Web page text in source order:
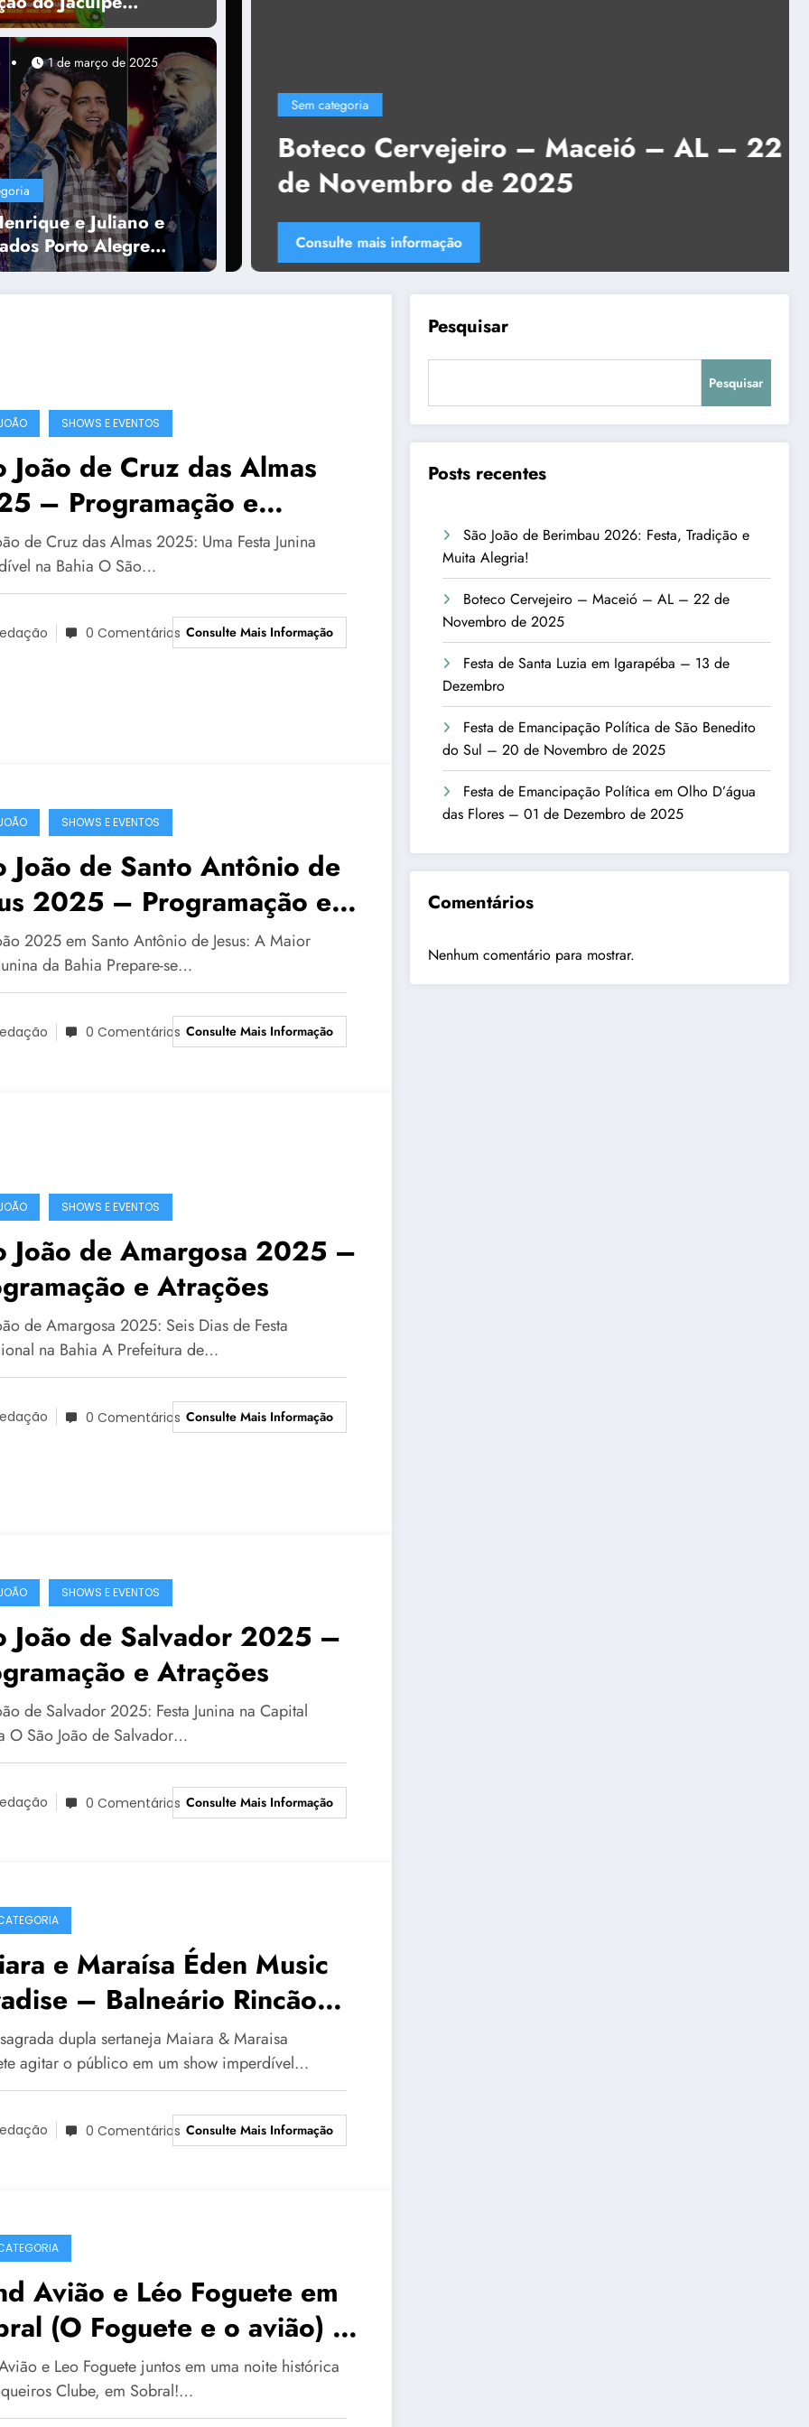
e Juliano e
Porto Alegre
1 de março de 2025
Festa,
Sem categoria
Boteco Cervejeiro – Maceió – AL – 22
de Novembro de 2025
Consulte mais informação
SHOWS E EVENTOS
João de Cruz das Almas
– Programação e
de Cruz das Almas 2025: Uma Festa Junina
na Bahia O São…
0 Comentários Consulte Mais Informação
SHOWS E EVENTOS
João de Santo Antônio de
2025 – Programação e
2025 em Santo Antônio de Jesus: A Maior
da Bahia Prepare-se…
0 Comentários Consulte Mais Informação
SHOWS E EVENTOS
João de Amargosa 2025 –
e Atrações
de Amargosa 2025: Seis Dias de Festa
na Bahia A Prefeitura de…
0 Comentários Consulte Mais Informação
SHOWS E EVENTOS
João de Salvador 2025 –
e Atrações
de Salvador 2025: Festa Junina na Capital
O São João de Salvador…
0 Comentários Consulte Mais Informação
e Maraísa Éden Music
– Balneário Rincão
dupla sertaneja Maiara & Maraisa
agitar o público em um show imperdível…
0 Comentários Consulte Mais Informação
Avião e Léo Foguete em
(O Foguete e o avião) –
e Leo Foguete juntos em uma noite histórica
Clube, em Sobral!…
Pesquisar
Pesquisar
Posts recentes
São João de Berimbau 2026: Festa, Tradição e
Muita Alegria!
Boteco Cervejeiro – Maceió – AL – 22 de
Novembro de 2025
Festa de Santa Luzia em Igarapéba – 13 de
Dezembro
Festa de Emancipação Política de São Benedito
do Sul – 20 de Novembro de 2025
Festa de Emancipação Política em Olho D’água
das Flores – 01 de Dezembro de 2025
Comentários
Nenhum comentário para mostrar.